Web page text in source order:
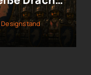
Designstand